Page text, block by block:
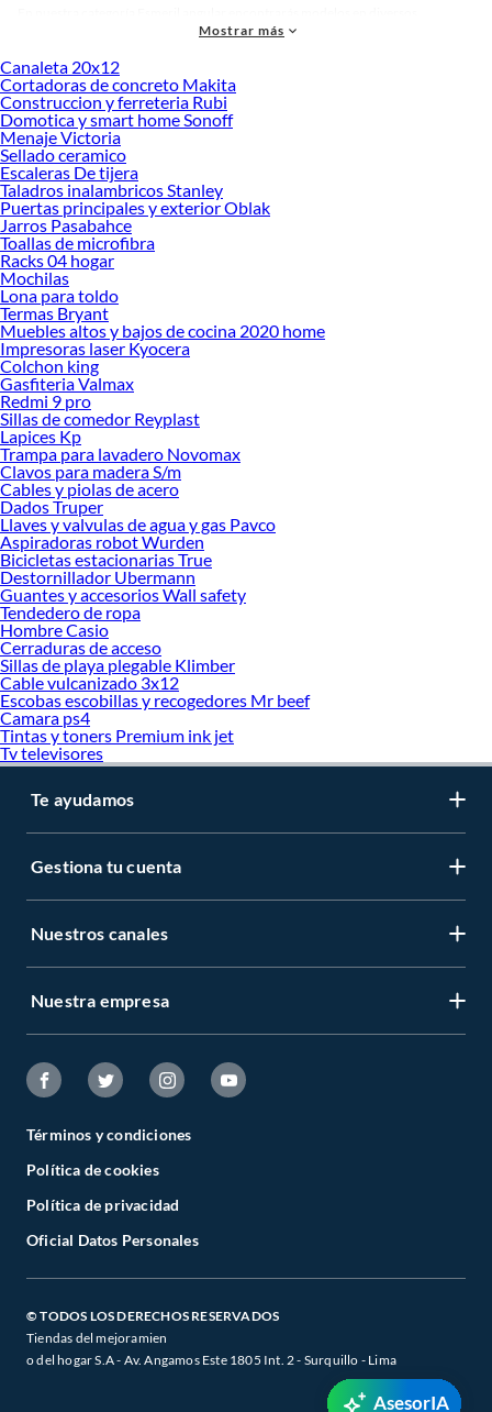
materiales, medidas, colores y demás características específicas de tu
necesario para cada uno de tus proyectos en las mejores marcas de calidad y con
garantía.
Precios de Esmeril angular en Sodimac Perú
Si buscar ahorrar, estás en la tienda correcta porque en Sodimac tenemos
nuestra política de precios bajos garantizados en Esmeril angular, así que no
dudes más y compra online este producto con sus complementos para que
termines tu proyecto al 100% a un costo económico. Además, elige entre las
opciones de delivery o recojo en tienda.
Las mejores marcas de Esmeril angular
Sabemos que la calidad, confianza y seguridad son factores importantes al
momento de decidir qué modelo comprar, por ello contamos con una amplia
oferta de marcas prestigiosas y reconocidas en Esmeril angular. De esta manera,
inviertes en durabilidad, rendimiento, excelencia y satisfacción garantizada.
Mostrar más
Canaleta 20x12
Cortadoras de concreto Makita
Construccion y ferreteria Rubi
Domotica y smart home Sonoff
Menaje Victoria
Sellado ceramico
Escaleras De tijera
Taladros inalambricos Stanley
Puertas principales y exterior Oblak
Jarros Pasabahce
Toallas de microfibra
Racks 04 hogar
Mochilas
Lona para toldo
Termas Bryant
Muebles altos y bajos de cocina 2020 home
Impresoras laser Kyocera
Colchon king
Gasfiteria Valmax
Redmi 9 pro
Sillas de comedor Reyplast
Lapices Kp
Trampa para lavadero Novomax
Clavos para madera S/m
Cables y piolas de acero
Dados Truper
Llaves y valvulas de agua y gas Pavco
Aspiradoras robot Wurden
Bicicletas estacionarias True
Destornillador Ubermann
Guantes y accesorios Wall safety
Tendedero de ropa
Hombre Casio
Cerraduras de acceso
Sillas de playa plegable Klimber
Cable vulcanizado 3x12
Escobas escobillas y recogedores Mr beef
Camara ps4
Tintas y toners Premium ink jet
Tv televisores
Te ayudamos
Gestiona tu cuenta
Nuestros canales
Nuestra empresa
Términos y condiciones
Política de cookies
Política de privacidad
Oficial Datos Personales
© TODOS LOS DERECHOS RESERVADOS
Tiendas del mejoramien
o del hogar S.A - Av. Angamos Este 1805 Int. 2 - Surquillo - Lima
AsesorIA